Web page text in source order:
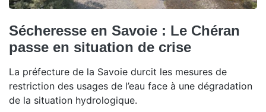
Sécheresse en Savoie : Le Chéran
passe en situation de crise
La préfecture de la Savoie durcit les mesures de
restriction des usages de l’eau face à une dégradation
de la situation hydrologique.